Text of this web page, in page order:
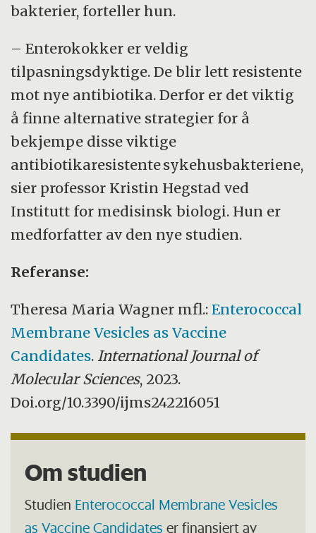
bakterier, forteller hun.
– Enterokokker er veldig
tilpasningsdyktige. De blir lett resistente
mot nye antibiotika. Derfor er det viktig
å finne alternative strategier for å
bekjempe disse viktige
antibiotikaresistente sykehusbakteriene,
sier professor Kristin Hegstad ved
Institutt for medisinsk biologi. Hun er
medforfatter av den nye studien.
Referanse:
Theresa Maria Wagner mfl.:Enterococcal
Membrane Vesicles as Vaccine
Candidates. International Journal of
Molecular Sciences, 2023.
Doi.org/10.3390/ijms242216051
Om studien
Studien Enterococcal Membrane Vesicles
as Vaccine Candidates er finansiert av